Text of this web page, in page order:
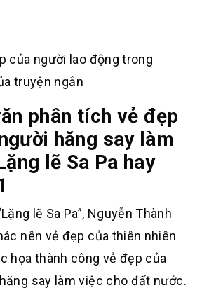
của người lao động trong
truyện ngắn
phân tích vẻ đẹp
hăng say làm
lẽ Sa Pa hay
lẽ Sa Pa”, Nguyễn Thành
nên vẻ đẹp của thiên nhiên
họa thành công vẻ đẹp của
say làm việc cho đất nước.